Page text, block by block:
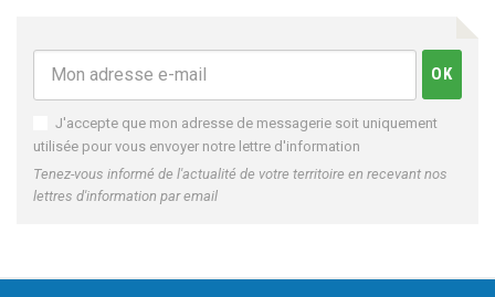
J'accepte que mon adresse de messagerie soit uniquement
utilisée pour vous envoyer notre lettre d'information
Tenez-vous informé de l'actualité de votre territoire en recevant nos
lettres d'information par email